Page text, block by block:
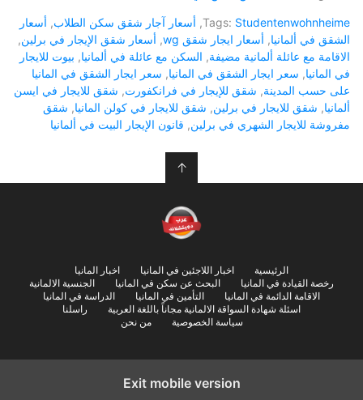
Tags: Studentenwohnheime
, أسعار آجار شقق سكن الطلاب, أسعار
الشقق في ألمانيا, أسعار ايجار شقق wg , أسعار شقق الإيجار في برلين,
الاقامة مع عائلة ألمانية مضيفة, السكن مع عائلة في ألمانيا, بيوت للايجار
في المانيا, سعر ايجار الشقق في المانيا, سعر ايجار الشقق في المانيا
على حسب المدينة, شقق للإيجار في فرانكفورت, شقق للايجار في ايسن
ألمانيا, شقق للايجار في برلين, شقق للايجار في كولن المانيا, شقق
مفروشة للايجار الشهري في برلين, قانون الإيجار البيت في ألمانيا
↑
الرئيسية اخبار اللاجئين في المانيا
اخبار المانيا
رخصة القيادة في المانيا
البحث عن سكن في المانيا
الجنسية الالمانية
الاقامة الدائمة في المانيا
التأمين في المانيا
الدراسة في المانيا
اسئلة شهادة السواقة الالمانية مجاناً باللغة العربية
راسلنا
سياسة الخصوصية
من نحن
Exit mobile version